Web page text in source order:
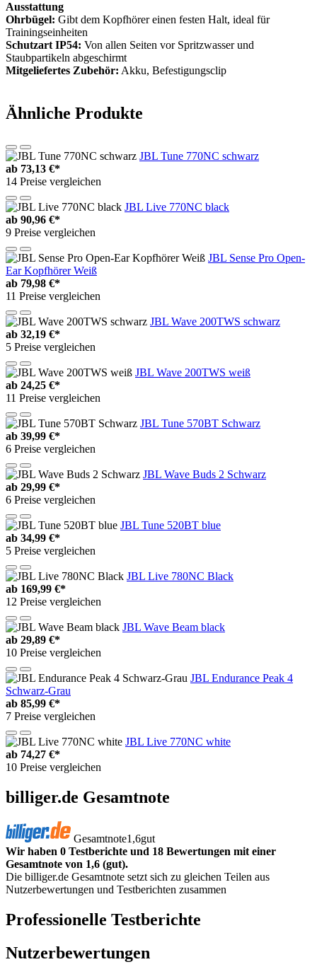
Ausstattung
Ohrbügel: Gibt dem Kopfhörer einen festen Halt, ideal für
Trainingseinheiten
Schutzart IP54: Von allen Seiten vor Spritzwasser und
Staubpartikeln abgeschirmt
Mitgeliefertes Zubehör: Akku, Befestigungsclip
Ähnliche Produkte
JBL Tune 770NC schwarz
ab 73,13 €*
14 Preise vergleichen
JBL Live 770NC black
ab 90,96 €*
9 Preise vergleichen
JBL Sense Pro Open-
Ear Kopfhörer Weiß
ab 79,98 €*
11 Preise vergleichen
JBL Wave 200TWS schwarz
ab 32,19 €*
5 Preise vergleichen
JBL Wave 200TWS weiß
ab 24,25 €*
11 Preise vergleichen
JBL Tune 570BT Schwarz
ab 39,99 €*
6 Preise vergleichen
JBL Wave Buds 2 Schwarz
ab 29,99 €*
6 Preise vergleichen
JBL Tune 520BT blue
ab 34,99 €*
5 Preise vergleichen
JBL Live 780NC Black
ab 169,99 €*
12 Preise vergleichen
JBL Wave Beam black
ab 29,89 €*
10 Preise vergleichen
JBL Endurance Peak 4
Schwarz-Grau
ab 85,99 €*
7 Preise vergleichen
JBL Live 770NC white
ab 74,27 €*
10 Preise vergleichen
billiger.de Gesamtnote
Gesamtnote1,6gut
Wir haben 0 Testberichte und 18 Bewertungen mit einer
Gesamtnote von 1,6 (gut).
Die billiger.de Gesamtnote setzt sich zu gleichen Teilen aus
Nutzerbewertungen und Testberichten zusammen
Professionelle Testberichte
Nutzerbewertungen